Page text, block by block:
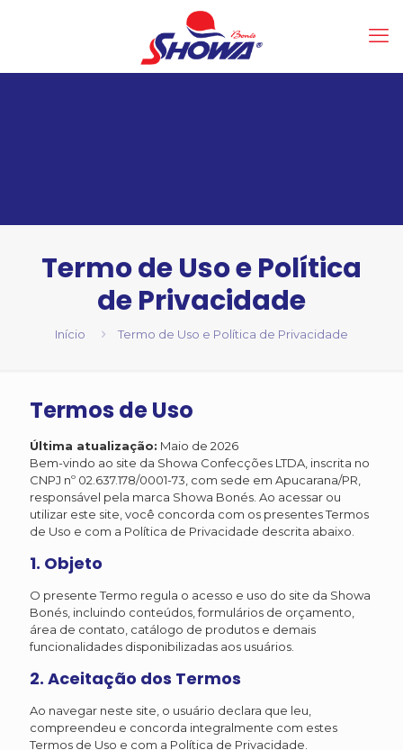
Termo de Uso e Política
de Privacidade
Início Termo de Uso e Política de Privacidade
Termos de Uso
Última atualização: Maio de 2026
Bem-vindo ao site da Showa Confecções LTDA, inscrita no
CNPJ nº 02.637.178/0001-73, com sede em Apucarana/PR,
responsável pela marca Showa Bonés. Ao acessar ou
utilizar este site, você concorda com os presentes Termos
de Uso e com a Política de Privacidade descrita abaixo.
1. Objeto
O presente Termo regula o acesso e uso do site da Showa
Bonés, incluindo conteúdos, formulários de orçamento,
área de contato, catálogo de produtos e demais
funcionalidades disponibilizadas aos usuários.
2. Aceitação dos Termos
Ao navegar neste site, o usuário declara que leu,
compreendeu e concorda integralmente com estes
Termos de Uso e com a Política de Privacidade.